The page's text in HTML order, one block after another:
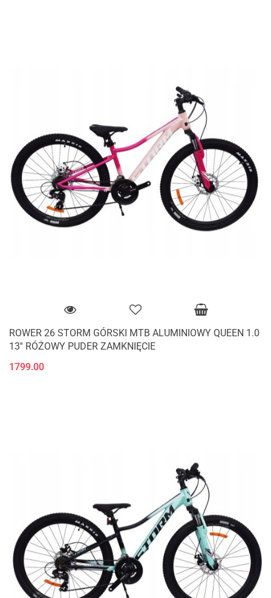
ROWER 26 STORM GÓRSKI MTB ALUMINIOWY QUEEN 1.0
13'' RÓŻOWY PUDER ZAMKNIĘCIE
1799.00